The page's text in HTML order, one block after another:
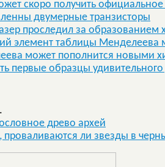
скоро получить
двумерные транзисторы
проследил за образованием
элемент таблицы Менделеева
может пополнится новыми
первые образцы
.
древо архей
ли звезды в